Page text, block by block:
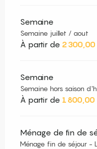
Semaine
Semaine juillet / aout
À partir de 2
Semaine
Semaine hors saison
À partir de 1
Ménage de fin de
Ménage fin de séjour -